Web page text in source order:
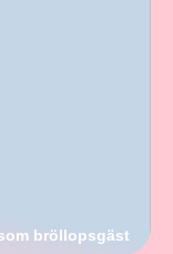
bröllopsgäst